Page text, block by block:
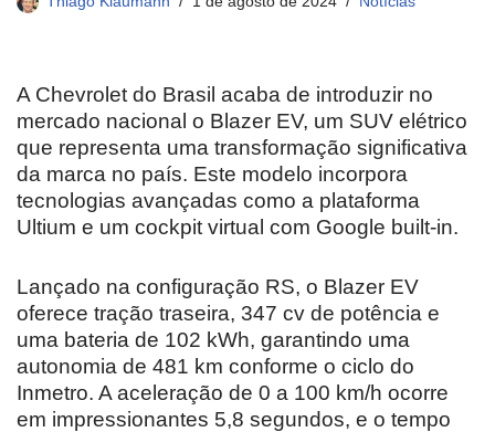
A Chevrolet do Brasil acaba de introduzir no
mercado nacional o Blazer EV, um SUV elétrico
que representa uma transformação significativa
da marca no país. Este modelo incorpora
tecnologias avançadas como a plataforma
Ultium e um cockpit virtual com Google built-in.
Lançado na configuração RS, o Blazer EV
oferece tração traseira, 347 cv de potência e
uma bateria de 102 kWh, garantindo uma
autonomia de 481 km conforme o ciclo do
Inmetro. A aceleração de 0 a 100 km/h ocorre
em impressionantes 5,8 segundos, e o tempo